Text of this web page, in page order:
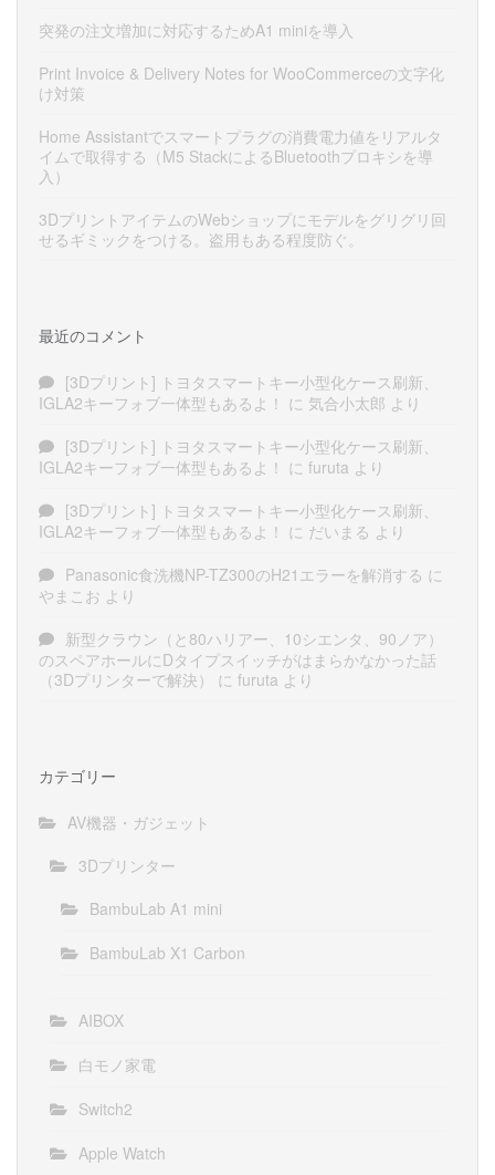
突発の注文増加に対応するためA1 miniを導入
Print Invoice & Delivery Notes for WooCommerceの文字化
け対策
Home Assistantでスマートプラグの消費電力値をリアルタ
イムで取得する（M5 StackによるBluetoothプロキシを導
入）
3DプリントアイテムのWebショップにモデルをグリグリ回
せるギミックをつける。盗用もある程度防ぐ。
最近のコメント
[3Dプリント] トヨタスマートキー小型化ケース刷新、
IGLA2キーフォブ一体型もあるよ！ に 気合小太郎 より
[3Dプリント] トヨタスマートキー小型化ケース刷新、
IGLA2キーフォブ一体型もあるよ！ に furuta より
[3Dプリント] トヨタスマートキー小型化ケース刷新、
IGLA2キーフォブ一体型もあるよ！ に だいまる より
Panasonic食洗機NP-TZ300のH21エラーを解消する に
やまこお より
新型クラウン（と80ハリアー、10シエンタ、90ノア）
のスペアホールにDタイプスイッチがはまらかなかった話
（3Dプリンターで解決）
に furuta より
カテゴリー
AV機器・ガジェット
3Dプリンター
BambuLab A1 mini
BambuLab X1 Carbon
AIBOX
白モノ家電
Switch2
Apple Watch